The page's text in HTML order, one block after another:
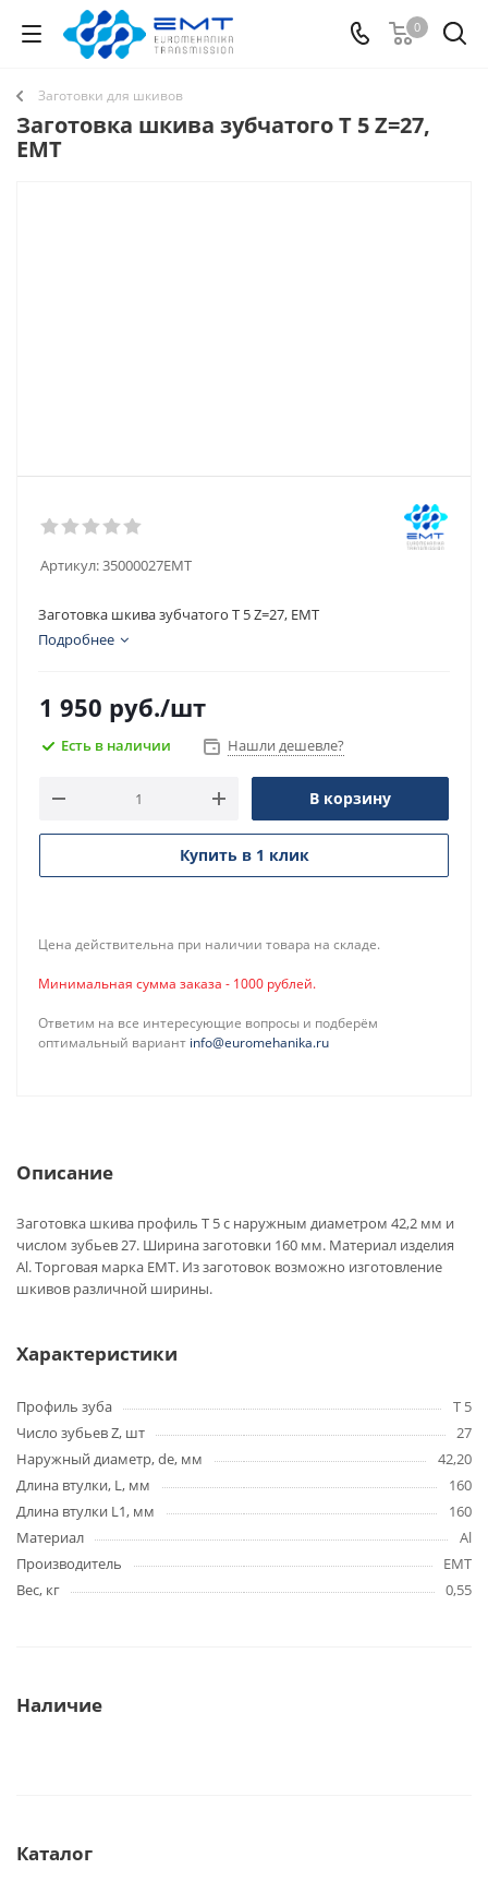
0
Заготовки для шкивов
Заготовка шкива зубчатого T 5 Z=27,
EMT
Артикул:35000027EMT
Заготовка шкива зубчатого T 5 Z=27, EMT
Подробнее
1 950 руб./шт
Есть в наличии Нашли дешевле?
В корзину
Купить в 1 клик
Цена действительна при наличии товара на складе.
Минимальная сумма заказа - 1000 рублей.
Ответим на все интересующие вопросы и подберём
оптимальный вариант info@euromehanika.ru
Описание
Заготовка шкива профиль T 5 с наружным диаметром 42,2 мм и
числом зубьев 27. Ширина заготовки 160 мм. Материал изделия
Al. Торговая марка EMT. Из заготовок возможно изготовление
шкивов различной ширины.
Характеристики
Профиль зуба
T 5
Число зубьев Z, шт
27
Наружный диаметр, de, мм
42,20
Длина втулки, L, мм
160
Длина втулки L1, мм
160
Материал
Al
Производитель
EMT
Вес, кг
0,55
Наличие
Каталог